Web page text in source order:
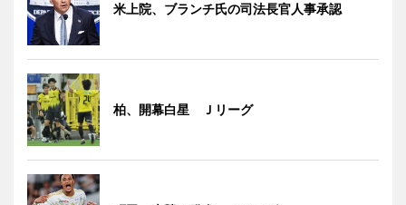
米上院、ブランチ氏の司法長官人事承認
柏、開幕白星 Ｊリーグ